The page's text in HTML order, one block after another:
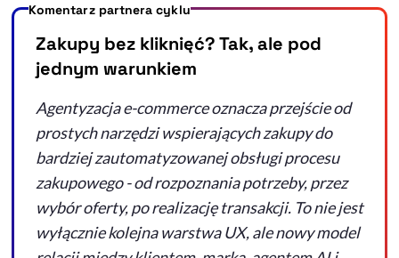
Komentarz partnera cyklu
Zakupy bez kliknięć? Tak, ale pod
jednym warunkiem
Agentyzacjae-commerceoznacza przejście od
prostych narzędzi wspierających zakupy do
bardziej zautomatyzowanej obsługi procesu
zakupowego - od rozpoznania potrzeby, przez
wybór oferty, po realizację transakcji. To nie jest
wyłącznie kolejna warstwa UX, ale nowy model